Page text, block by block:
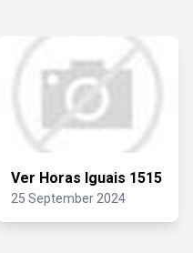
Ver Horas Iguais 1515
25 September 2024